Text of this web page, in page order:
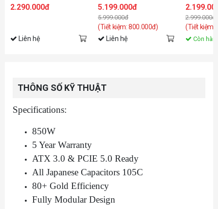
5.1/Full Modular)
2.290.000đ
Liên hệ
Platinum)
5.199.000đ
5.999.000đ
(Tiết kiệm: 800.000đ)
Liên hệ
WHITE
2.999.000đ
(Tiết kiệm:
Còn
THÔNG SỐ KỸ THUẬT
Specifications:
850W
5 Year Warranty
ATX 3.0 & PCIE 5.0 Ready
All Japanese Capacitors 105C
80+ Gold Efficiency
Fully Modular Design